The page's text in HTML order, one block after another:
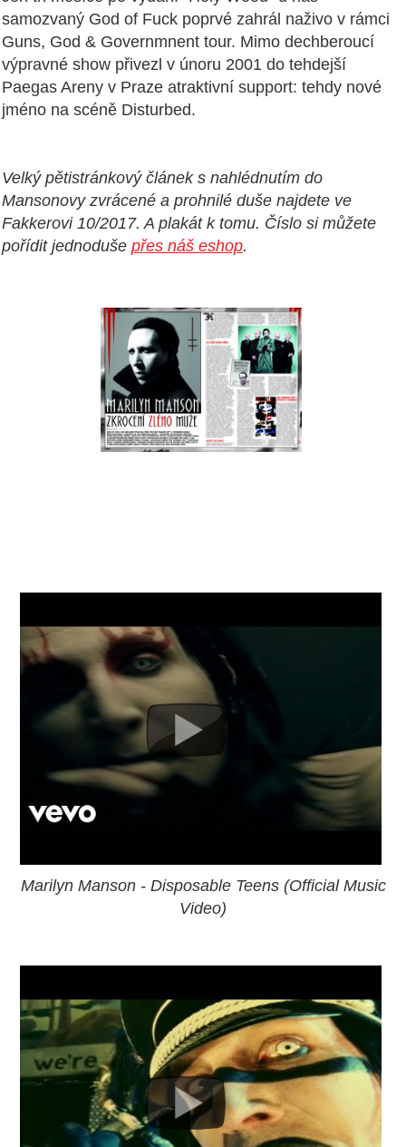
samozvaný God of Fuck poprvé zahrál naživo v rámci
Guns, God & Governmnent tour. Mimo dechberoucí
výpravné show přivezl v únoru 2001 do tehdejší
Paegas Areny v Praze atraktivní support: tehdy nové
jméno na scéně Disturbed.
Velký pětistránkový článek s nahlédnutím do
Mansonovy zvrácené a prohnilé duše najdete ve
Fakkerovi 10/2017. A plakát k tomu. Číslo si můžete
pořídit jednoduše přes náš eshop.
Marilyn Manson - Disposable Teens (Official Music
Video)